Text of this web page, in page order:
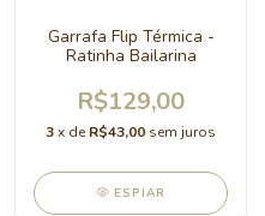
Garrafa Flip Térmica -
Ratinha Bailarina
R$129,00
3x de R$43,00 sem juros
ESPIAR